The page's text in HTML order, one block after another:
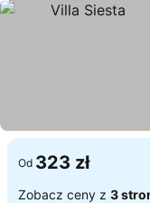
Od 323 zł
Zobacz ceny z 3